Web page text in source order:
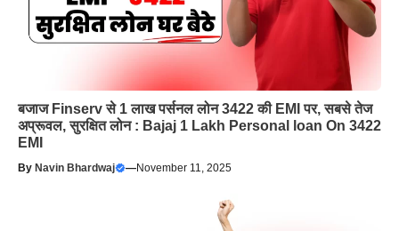
बजाज Finserv से 1 लाख पर्सनल लोन 3422 की EMI पर, सबसे तेज
अप्रूवल, सुरक्षित लोन : Bajaj 1 Lakh Personal loan On 3422
EMI
By Navin Bhardwaj —November 11, 2025